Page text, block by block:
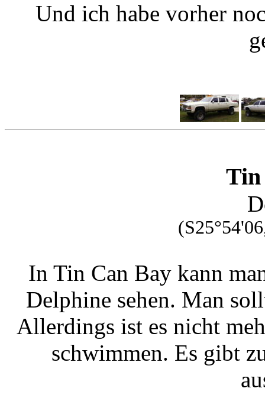
Und ich habe vorher
Tin
In Tin Can Bay kann
Delphine sehen. Man
Allerdings ist es nicht
schwimmen. Es gibt